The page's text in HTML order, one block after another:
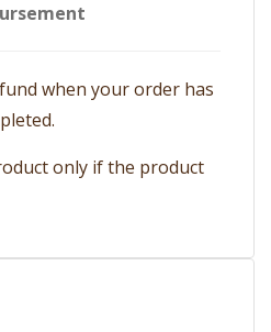
when your order has
only if the product